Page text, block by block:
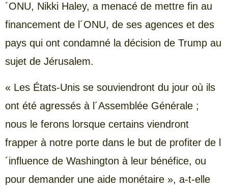
´ONU, Nikki Haley, a menacé de mettre fin au
financement de l´ONU, de ses agences et des
pays qui ont condamné la décision de Trump au
sujet de Jérusalem.
« Les États-Unis se souviendront du jour où ils
ont été agressés à l´Assemblée Générale ;
nous le ferons lorsque certains viendront
frapper à notre porte dans le but de profiter de l
´influence de Washington à leur bénéfice, ou
pour demander une aide monétaire », a-t-elle